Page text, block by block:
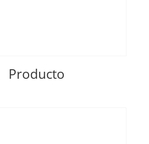
Producto